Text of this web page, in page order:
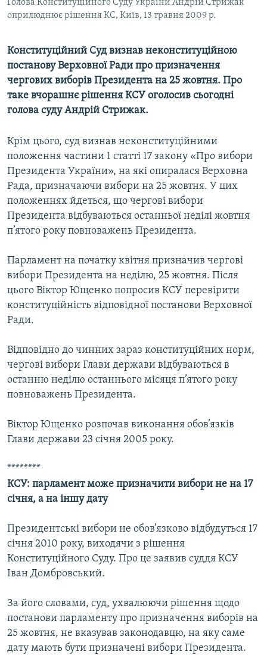
КРИМ РЕАЛІЇ
УКР
КТАТ
ДОЛУЧАЙСЯ!
Усі сайти RFE/RL
Голова Конституційного Суду України Андрій Стрижак
оприлюднює рішення КС, Київ, 13 травня 2009 р.
Конституційний Суд визнав неконституційною
постанову Верховної Ради про призначення
чергових виборів Президента на 25 жовтня. Про
таке вчорашнє рішення КСУ оголосив сьогодні
голова суду Андрій Стрижак.
Крім цього, суд визнав неконституційними
положення частини 1 статті 17 закону «Про вибори
Президента України», на які опиралася Верховна
Рада, призначаючи вибори на 25 жовтня. У цих
положеннях йдеться, що чергові вибори
Президента відбуваються останньої неділі жовтня
п’ятого року повноважень Президента.
Парламент на початку квітня призначив чергові
вибори Президента на неділю, 25 жовтня. Після
цього Віктор Ющенко попросив КСУ перевірити
конституційність відповідної постанови Верховної
Ради.
Відповідно до чинних зараз конституційних норм,
чергові вибори Глави держави відбуваються в
останню неділю останнього місяця п’ятого року
повноважень Президента.
Віктор Ющенко розпочав виконання обов’язків
Глави держави 23 січня 2005 року.
********
КСУ: парламент може призначити вибори не на 17
січня, а на іншу дату
Президентські вибори не обов’язково відбудуться 17
січня 2010 року, виходячи з рішення
Конституційного Суду. Про це заявив суддя КСУ
Іван Домбровський.
За його словами, суд, ухвалюючи рішення щодо
постанови парламенту про призначення виборів на
25 жовтня, не вказував законодавцю, на яку саме
дату мають бути призначені вибори Президента.